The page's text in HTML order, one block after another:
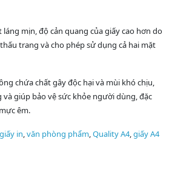
láng mịn, độ cản quang của giấy cao hơn do
trang và cho phép sử dụng cả hai mặt
chứa chất gây độc hại và mùi khó chịu,
giúp bảo vệ sức khỏe người dùng, đặc
êm.
giấy in,văn phòng phẩm,Quality A4,giấy A4